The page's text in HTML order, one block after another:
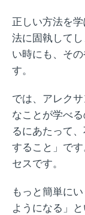
正しい方法を
法に固執して
い時にも、そ
す。
では、アレク
なことが学べ
るにあたって
すること」で
セスです。
もっと簡単に
ようになる」